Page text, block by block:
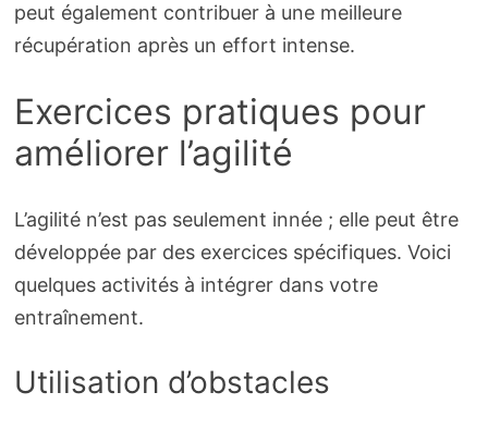
peut également contribuer à une meilleure
récupération après un effort intense.
Exercices pratiques pour
améliorer l’agilité
L’agilité n’est pas seulement innée ; elle peut être
développée par des exercices spécifiques. Voici
quelques activités à intégrer dans votre
entraînement.
Utilisation d’obstacles